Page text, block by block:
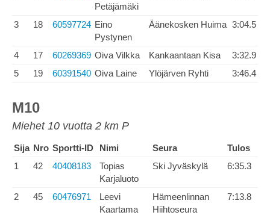
Petäjämäki
3 18 60597724 Eino
Pystynen
Äänekosken Huima 3:04.5
4 17 60269369 Oiva Vilkka Kankaantaan Kisa
3:32.9
5
19 60391540 Oiva Laine Ylöjärven Ryhti 3:46.4
M10
Miehet 10 vuotta 2 km P
Sija Nro Sportti-ID Nimi Seura
Tulos
1
42 40408183
Topias
Karjaluoto
Ski Jyväskylä 6:35.3
2 45 60476971
Leevi
Kaartama
Hämeenlinnan
Hiihtoseura
7:13.8